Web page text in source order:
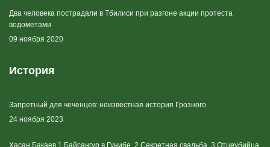
Два человека пострадали в Тбилиси при разгоне акции протеста
водометами
09 ноября 2020
История
Запретный для чеченцев: неизвестная история Грозного
24 ноября 2023
Хасан Бакаев.1.Байсангур в Гунибе. 2.Секретная свадьба. 3.Отцеубийца.